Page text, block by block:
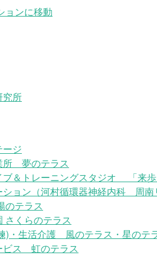
ョンに移動
ジ
所 夢のテラス
ブ＆トレーニングスタジオ 「来歩
ョン（河村循環器神経内科 周南
のテラス
さくらのテラス
)・生活介護 風のテラス・星の
ビス 虹のテラス